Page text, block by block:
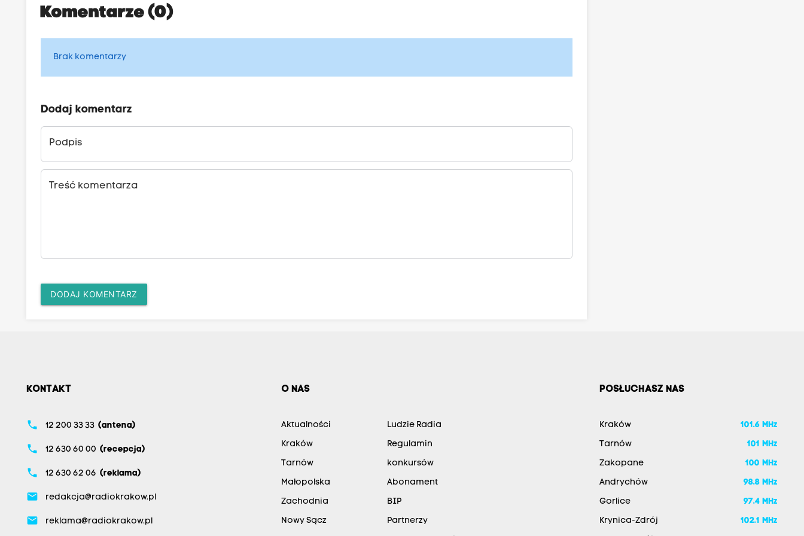
Komentarze (0)
Brak komentarzy
Dodaj komentarz
Podpis
Treść komentarza
DODAJ KOMENTARZ
KONTAKT
phone 12 200 33 33 (antena)
phone 12 630 60 00 (recepcja)
phone 12 630 62 06 (reklama)
email redakcja@radiokrakow.pl
email reklama@radiokrakow.pl
O NAS
Aktualności
Kraków
Tarnów
Małopolska
Zachodnia
Nowy Sącz
Ludzie Radia
Regulamin
konkursów
Abonament
BIP
Partnerzy
POSŁUCHASZ NAS
Kraków 101.6 MHz
Tarnów 101 MHz
Zakopane 100 MHz
Andrychów 98.8 MHz
Gorlice 97.4 MHz
Krynica-Zdrój 102.1 MHz